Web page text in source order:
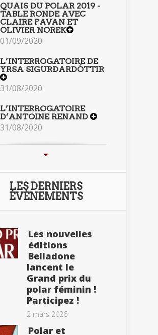
QUAIS DU POLAR 2019 -
TABLE RONDE AVEC
CLAIRE FAVAN ET
OLIVIER NOREK
01/09/2020
L’INTERROGATOIRE DE
YRSA SIGURÐARDÓTTIR
31/08/2020
L’INTERROGATOIRE
D’ANTOINE RENAND
31/08/2020
LES DERNIERS
ÉVÈNEMENTS
Les nouvelles
éditions
Belladone
lancent le
Grand prix du
polar féminin !
Participez !
2 mars 2026
Polar et